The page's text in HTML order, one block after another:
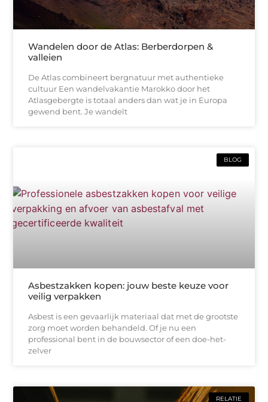
Wandelen door de Atlas: Berberdorpen &
valleien
De Atlas combineert bergnatuur met authentieke
cultuur Een wandelvakantie Marokko door het
Atlasgebergte is totaal anders dan wat je in Europa
gewend bent. Je wandelt
BLOG
Asbestzakken kopen: jouw beste keuze voor
veilig verpakken
Asbest is een gevaarlijk materiaal dat met de grootste
zorg moet worden behandeld. Of je nu een
professional bent in de bouwsector of een doe-het-
zelver
RELATIE